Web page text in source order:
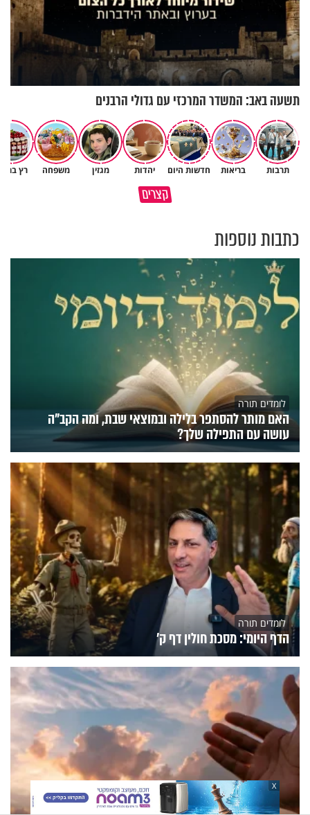
תשעה באב: המשדר המרכזי עם גדולי הרבנים
תרבות בריאות חדשות היום יהדות מגזין משפחה רץ
קצרים
איך יתכן שעם ישראל הצליח
לשרוד במדבר ארבעים שנים?
עצות נפלאות לחינוך ילדים
כתבות נוספות
לומדים תורה
האם מותר להסתפר בלילה ובמוצאי שבת, ומה הקב"ה
עושה עם התפילה שלך?
לומדים תורה
הדף היומי: מסכת חולין דף ק'
X